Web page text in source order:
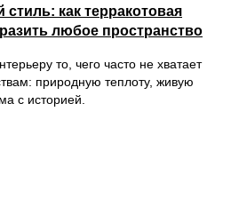
как терракотовая
любое пространство
то, чего часто не хватает
природную теплоту, живую
с историей.